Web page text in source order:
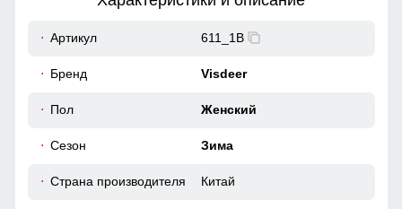
Изысканность в мелочах
манжетов, выполнена с особой тщательностью, добавляя
его владельца. Эти мелочи создают уникальный стиль и
Артикул 611_1B
Бренд Visdeer
Пол Женский
Сезон Зима
Страна производителя Китай